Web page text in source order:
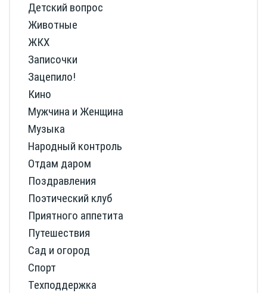
Детский вопрос
Животные
ЖКХ
Записочки
Зацепило!
Кино
Мужчина и Женщина
Музыка
Народный контроль
Отдам даром
Поздравления
Поэтический клуб
Приятного аппетита
Путешествия
Сад и огород
Спорт
Техподдержка